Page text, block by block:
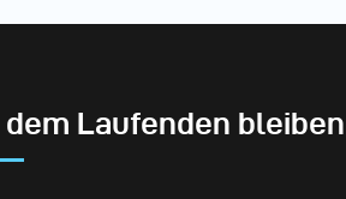
dem Laufenden bleiben